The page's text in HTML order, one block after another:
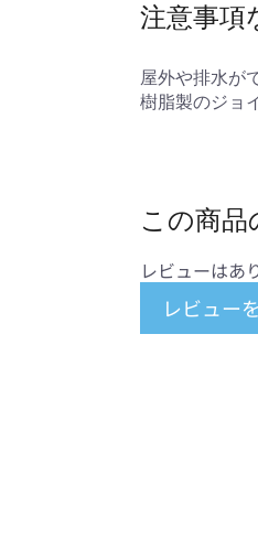
注意事項
屋外や排水が
樹脂製のジョ
この商品
レビューはあ
レビュー